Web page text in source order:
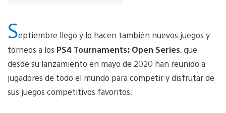
Septiembre llegó y lo hacen también nuevos juegos y
torneos a los PS4 Tournaments: Open Series, que
desde su lanzamiento en mayo de 2020 han reunido a
jugadores de todo el mundo para competir y disfrutar de
sus juegos competitivos favoritos.